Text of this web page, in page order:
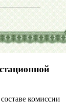
комиссии